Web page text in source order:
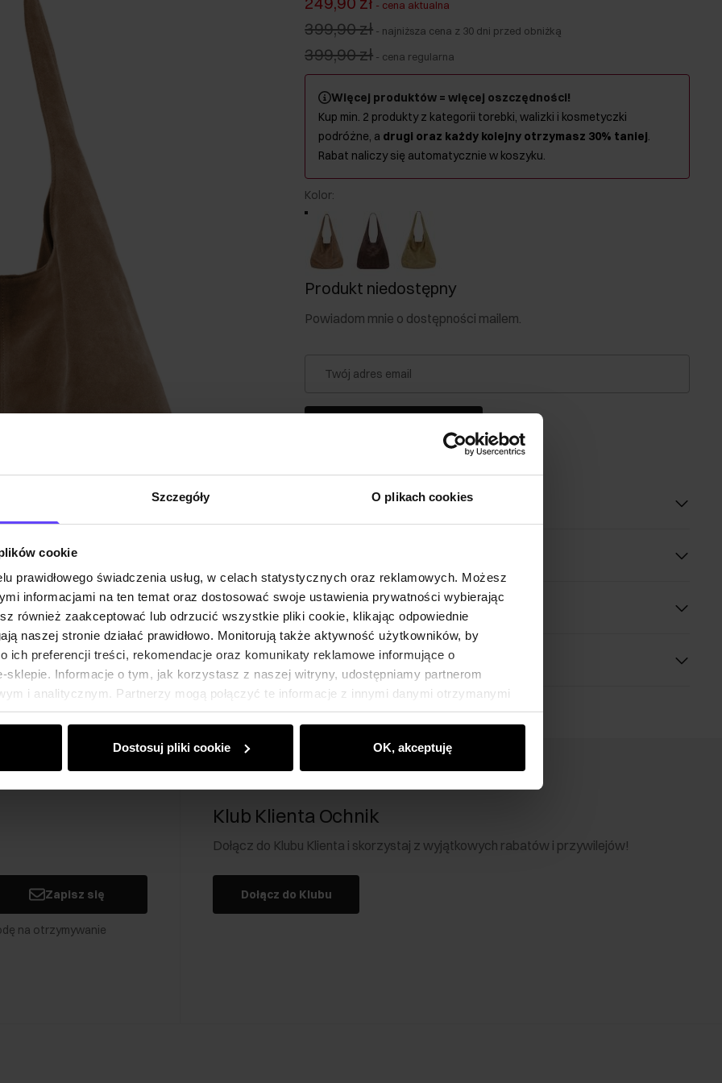
Szczegóły O plikach cookies
cookie
prawidłowego świadczenia usług, w celach statystycznych oraz reklamowych. Możesz
informacjami na ten temat oraz dostosować swoje ustawienia prywatności wybierając
również zaakceptować lub odrzucić wszystkie pliki cookie, klikając odpowiednie
naszej stronie działać prawidłowo. Monitorują także aktywność użytkowników, by
ich preferencji treści, rekomendacje oraz komunikaty reklamowe informujące o
sklepie. Informacje o tym, jak korzystasz z naszej witryny, udostępniamy partnerom
i analitycznym. Partnerzy mogą połączyć te informacje z innymi danymi otrzymanymi
korzystania z ich usług.
Dostosuj pliki cookie OK, akceptuję
- cena aktualna
399,90 zł - najniższa cena z 30 dni przed obniżką
399,90 zł - cena regularna
Więcej produktów = więcej oszczędności!
Kup min. 2 produkty z kategorii torebki, walizki i kosmetyczki
podróżne, a drugi oraz każdy kolejny otrzymasz 30% taniej.
Rabat naliczy się automatycznie w koszyku.
Kolor:
Produkt niedostępny
Powiadom mnie o dostępności mailem.
Twój adres email
Powiadom o dostępności
Opis produktu
Skład i wymiary
Opinie
Zapisz się
na otrzymywanie
Klub Klienta Ochnik
Dołącz do Klubu Klienta i skorzystaj z wyjątkowych rabatów i przywilejów!
Dołącz do Klubu